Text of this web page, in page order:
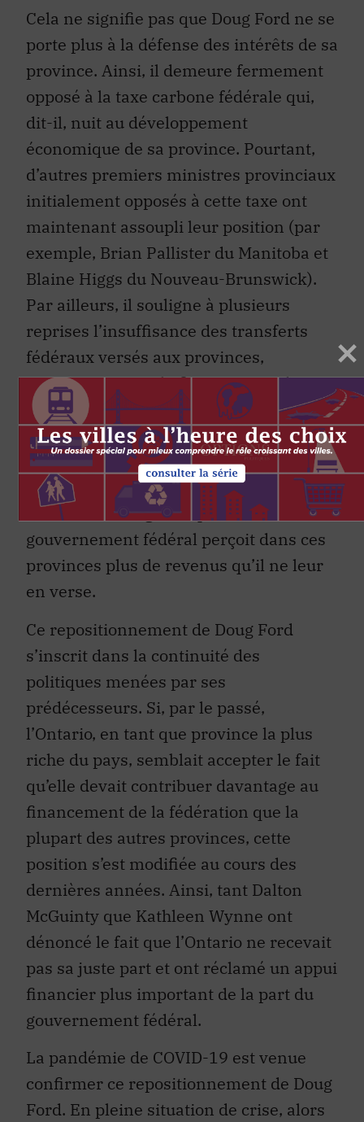
Cela ne signifie pas que Doug Ford ne se
porte plus à la défense des intérêts de sa
province. Ainsi, il demeure fermement
opposé à la taxe carbone fédérale qui,
dit-il, nuit au développement
économique de sa province. Pourtant,
d’autres premiers ministres provinciaux
initialement opposés à cette taxe ont
maintenant assoupli leur position (par
exemple, Brian Pallister du Manitoba et
Blaine Higgs du Nouveau-Brunswick).
Par ailleurs, il souligne à plusieurs
reprises l’insuffisance des transferts
fédéraux versés aux provinces,
notamment pour lefinancement des
services de santé. Enfin, il joint sa voix à
celles des premiers ministres de
l’Alberta et de la Saskatchewan, qui
dénoncent l’iniquité des transferts
fédéraux et allèguent que le
gouvernement fédéral perçoit dans ces
provinces plus de revenus qu’il ne leur
en verse.
Ce repositionnement de Doug Ford
s’inscrit dans la continuité des
politiques menées par ses
prédécesseurs. Si, par le passé,
l’Ontario, en tant que province la plus
riche du pays, semblait accepter le fait
qu’elle devait contribuer davantage au
financement de la fédération que la
plupart des autres provinces, cette
position s’est modifiée au cours des
dernières années. Ainsi, tant Dalton
McGuinty que Kathleen Wynne ont
dénoncé le fait que l’Ontario ne recevait
pas sa juste part et ont réclamé un appui
financier plus important de la part du
gouvernement fédéral.
La pandémie de COVID-19 est venue
confirmer ce repositionnement de Doug
Ford. En pleine situation de crise, alors